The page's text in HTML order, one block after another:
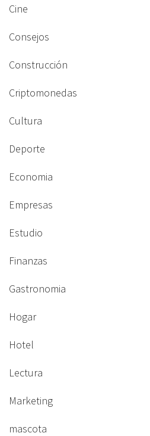
Cine
Consejos
Construcción
Criptomonedas
Cultura
Deporte
Economia
Empresas
Estudio
Finanzas
Gastronomia
Hogar
Hotel
Lectura
Marketing
mascota